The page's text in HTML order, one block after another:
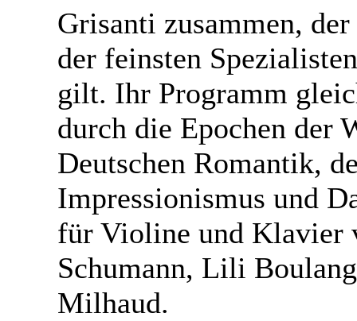
Grisanti zusammen,
der feinsten
gilt. Ihr Programm
durch die Epochen der
Deutschen Romantik,
Impressionismus und
für Violine und Klavier
Schumann, Lili
Milhaud.